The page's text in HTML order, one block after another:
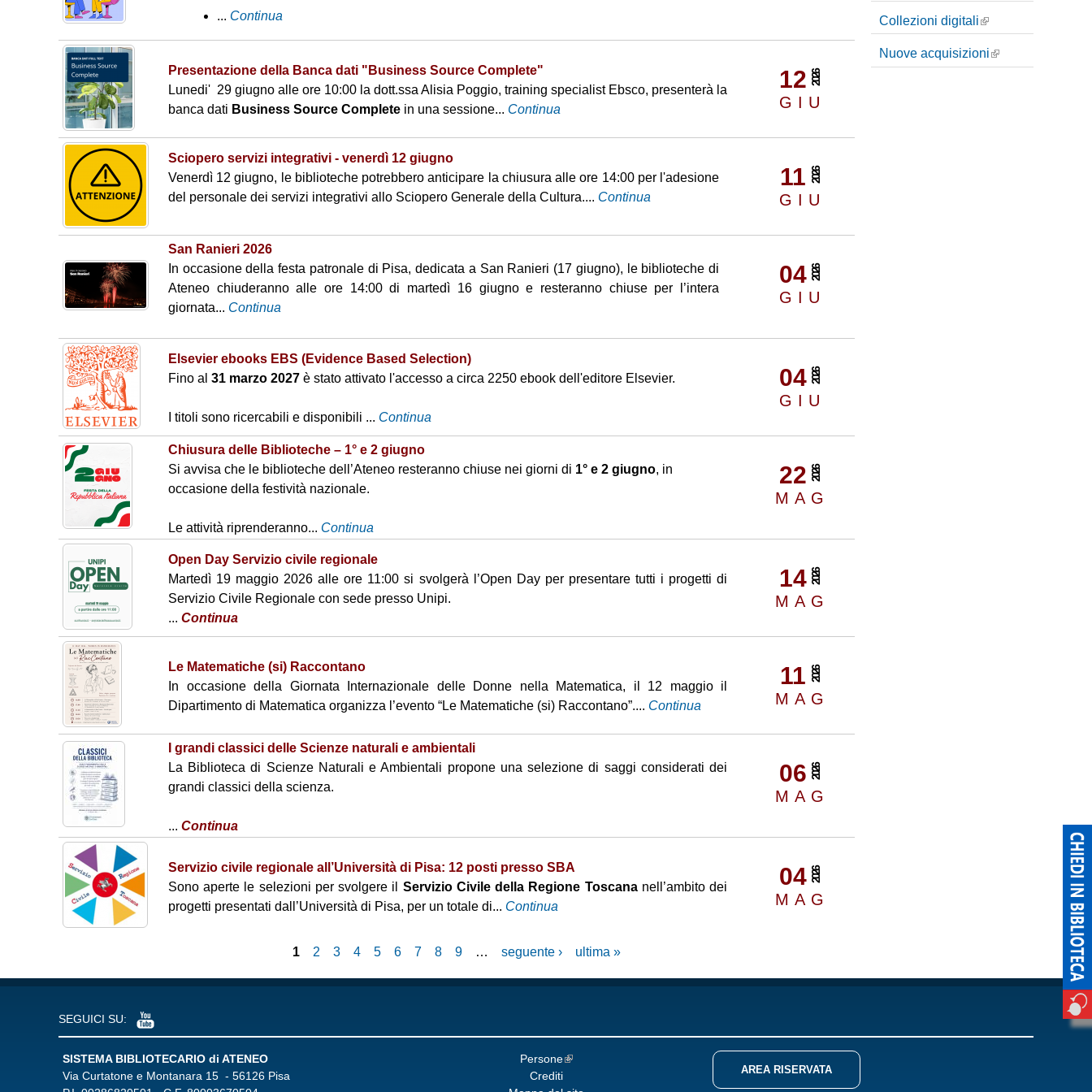
i
c
e
Corsi di informazione
bibliografica
Alternanza Scuola-
Lavoro (2015-2019)
natur
ali e
entali
Polo
4
Medic
ina e
chirur
gia,
Farm
acia
Polo
5
Ingeg
neria
Angli
stica
Antic
histic
a,
stica,
germ
anisti
ca,
tica
storia
Italian
e
nistic
a
delle
Archi
vio
gener
ale di
Atene
o
Servi
ment
e
CIPEI
distac
cate
Siste
mi
logisti
Scien
ze del
turism
o
... Continua
Presentazione della Banca dati "Business Source Complete"
Lunedi' 29 giugno alle ore 10:00 la dott.ssa Alisia Poggio, training specialist Ebsco, presenterà la
banca dati Business Source Complete in una sessione... Continua
12
GIU
2026
Sciopero servizi integrativi - venerdì 12 giugno
Venerdì 12 giugno, le biblioteche potrebbero anticipare la chiusura alle ore 14:00 per l'adesione
del personale dei servizi integrativi allo Sciopero Generale della Cultura.... Continua
11
GIU
2026
San Ranieri 2026
In occasione della festa patronale di Pisa, dedicata a San Ranieri (17 giugno), le biblioteche di
Ateneo chiuderanno alle ore 14:00 di martedì 16 giugno e resteranno chiuse per l’intera
giornata... Continua
04
GIU
2026
Elsevier ebooks EBS (Evidence Based Selection)
Fino al 31 marzo 2027 è stato attivato l'accesso a circa 2250 ebook dell'editore Elsevier.
I titoli sono ricercabili e disponibili ... Continua
04
GIU
2026
Chiusura delle Biblioteche – 1° e 2 giugno
Si avvisa che le biblioteche dell’Ateneo resteranno chiuse nei giorni di 1° e 2 giugno, in
occasione della festività nazionale.
Le attività riprenderanno... Continua
22
MAG
2026
Open Day Servizio civile regionale
Martedì 19 maggio 2026 alle ore 11:00 si svolgerà l’Open Day per presentare tutti i progetti di
Servizio Civile Regionale con sede presso Unipi.
... Continua
14
MAG
2026
Le Matematiche (si) Raccontano
In occasione della Giornata Internazionale delle Donne nella Matematica, il 12 maggio il
Dipartimento di Matematica organizza l’evento “Le Matematiche (si) Raccontano”.... Continua
11
MAG
2026
I grandi classici delle Scienze naturali e ambientali
La Biblioteca di Scienze Naturali e Ambientali propone una selezione di saggi considerati dei
grandi classici della scienza.
... Continua
06
MAG
2026
Servizio civile regionale all’Università di Pisa: 12 posti presso SBA
Sono aperte le selezioni per svolgere il Servizio Civile della Regione Toscananell’ambito dei
progetti presentati dall’Università di Pisa, per un totale di... Continua
04
MAG
2026
P
g
i
1 2 3 4 5 6 7 8 9 … seguente › ultima »
Collezioni digitali
Nuove acquisizioni
SEGUICI SU:
SISTEMA BIBLIOTECARIO di ATENEO
Via Curtatone e Montanara 15 - 56126 Pisa
Persone
Crediti
AREA RISERVATA